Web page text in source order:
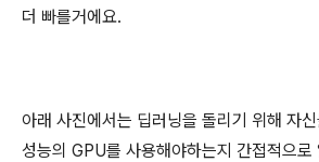
더 빠를거에요.
아래 사진에서는 딥러닝을 돌리기 위해 자
성능의 GPU를 사용해야하는지 간접적으로